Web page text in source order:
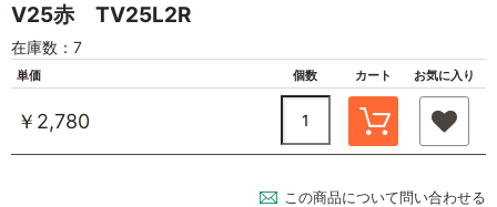
V25赤 TV25L2R
在庫数：7
単価 個数 カート お気に入り
￥2,780
この商品について問い合わせる